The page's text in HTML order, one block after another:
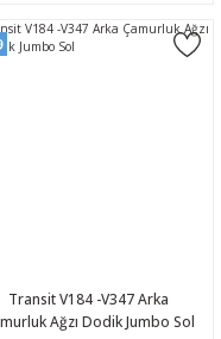
Transit V184 -V347 Arka
Ağzı Dodik Jumbo Sol